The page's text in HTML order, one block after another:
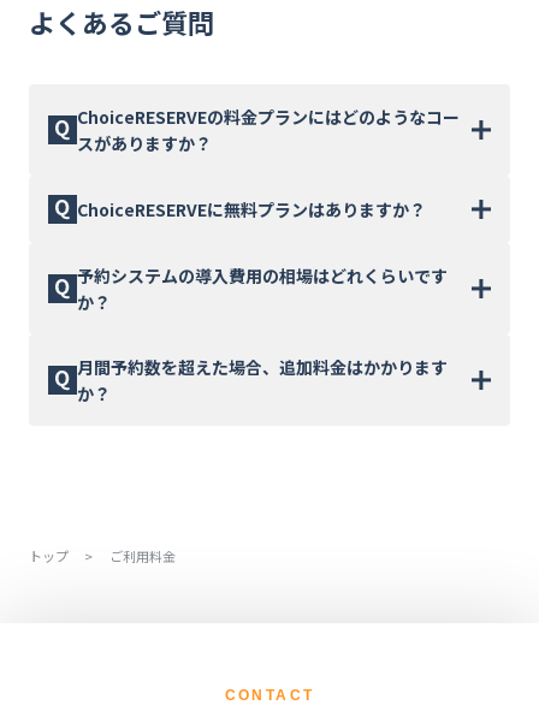
よくあるご質問
ChoiceRESERVEの料金プランにはどのようなコー
スがありますか？
月間予約件数に応じた5つのコースをご用意していま
件）は月額88,000円、Dコース（〜10,000件）は月額
176,000円です。10,001件以上のEnterpriseコースは
は33,000円〜、契約期間は6カ月単位です。
ChoiceRESERVEに無料プランはありますか？
ChoiceRESERVEには無料プランのご用意はありませ
ん。最もリーズナブルなAコースは月額22,000円（税
比較して、セキュリティ、API連携、Googleカレンダ
ー連携、複数拠点管理など、ビジネス運用に必要な機
能を豊富に備えています。導入検討用の資料は無料で
予約システムの導入費用の相場はどれくらいです
か？
予約システムの導入費用は方法によって大きく異なり
ます。スクラッチ開発の場合は数百万円〜、クラウド
月間予約数を超えた場合、追加料金はかかります
か？
をお支払いいただく運用がおすすめです。
トップ > ご利用料金
CONTACT